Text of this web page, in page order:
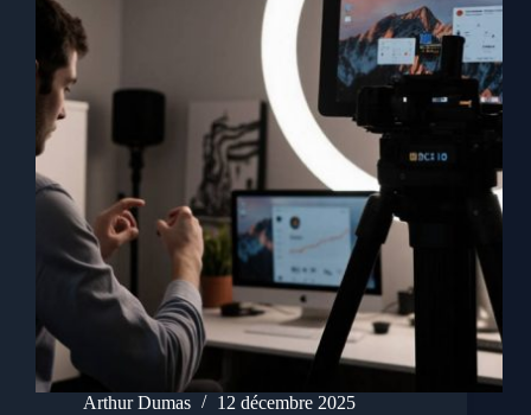
Arthur Dumas 12 décembre 2025